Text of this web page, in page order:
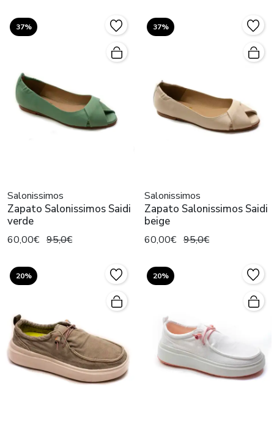
37%
Salonissimos
Zapato Salonissimos Saidi
verde
60,00€ 95,0€
37%
Salonissimos
Zapato Salonissimos Saidi
beige
60,00€ 95,0€
20% 20%